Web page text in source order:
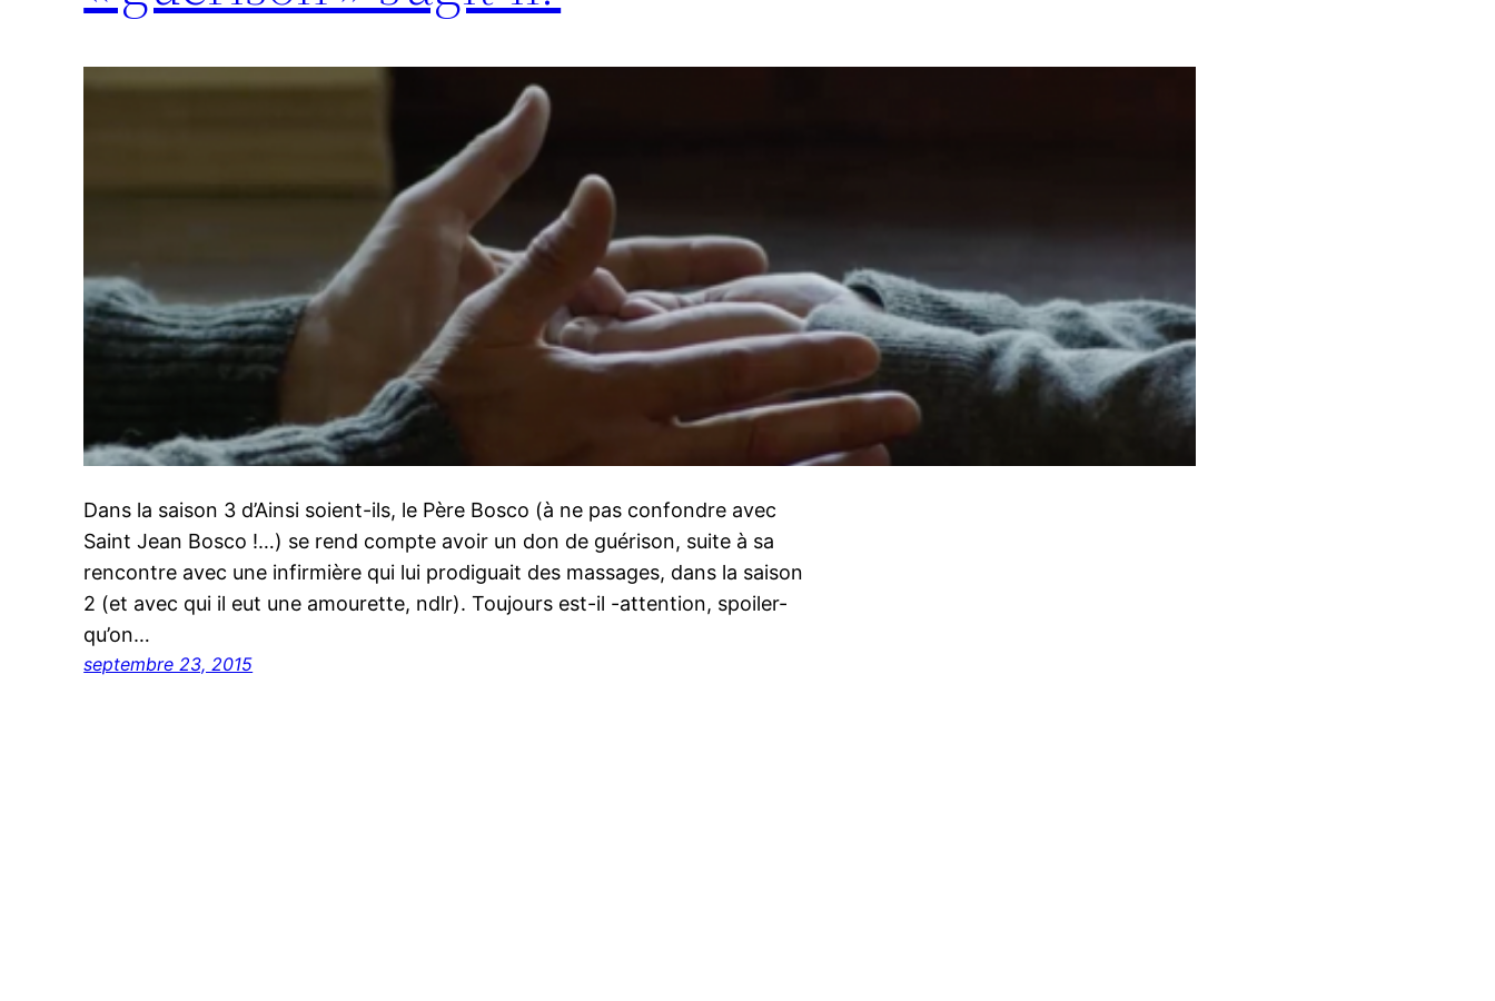
Dans la saison 3 d’Ainsi soient-ils, le Père Bosco (à ne pas confondre avec
Saint Jean Bosco !…) se rend compte avoir un don de guérison, suite à sa
rencontre avec une infirmière qui lui prodiguait des massages, dans la saison
2 (et avec qui il eut une amourette, ndlr). Toujours est-il -attention, spoiler-
qu’on…
septembre 23, 2015